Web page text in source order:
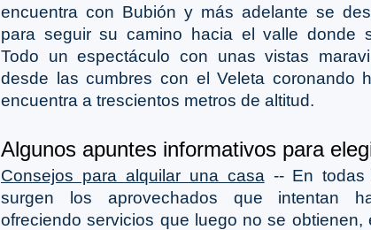
encuentra con Bubión y más adelante se
para seguir su camino hacia el valle donde
Todo un espectáculo con unas vistas
desde las cumbres con el Veleta coronando
encuentra a trescientos metros de altitud.
Algunos apuntes informativos para
Consejos para alquilar una casa -- En
surgen los aprovechados que intentan
ofreciendo servicios que luego no se obtienen,